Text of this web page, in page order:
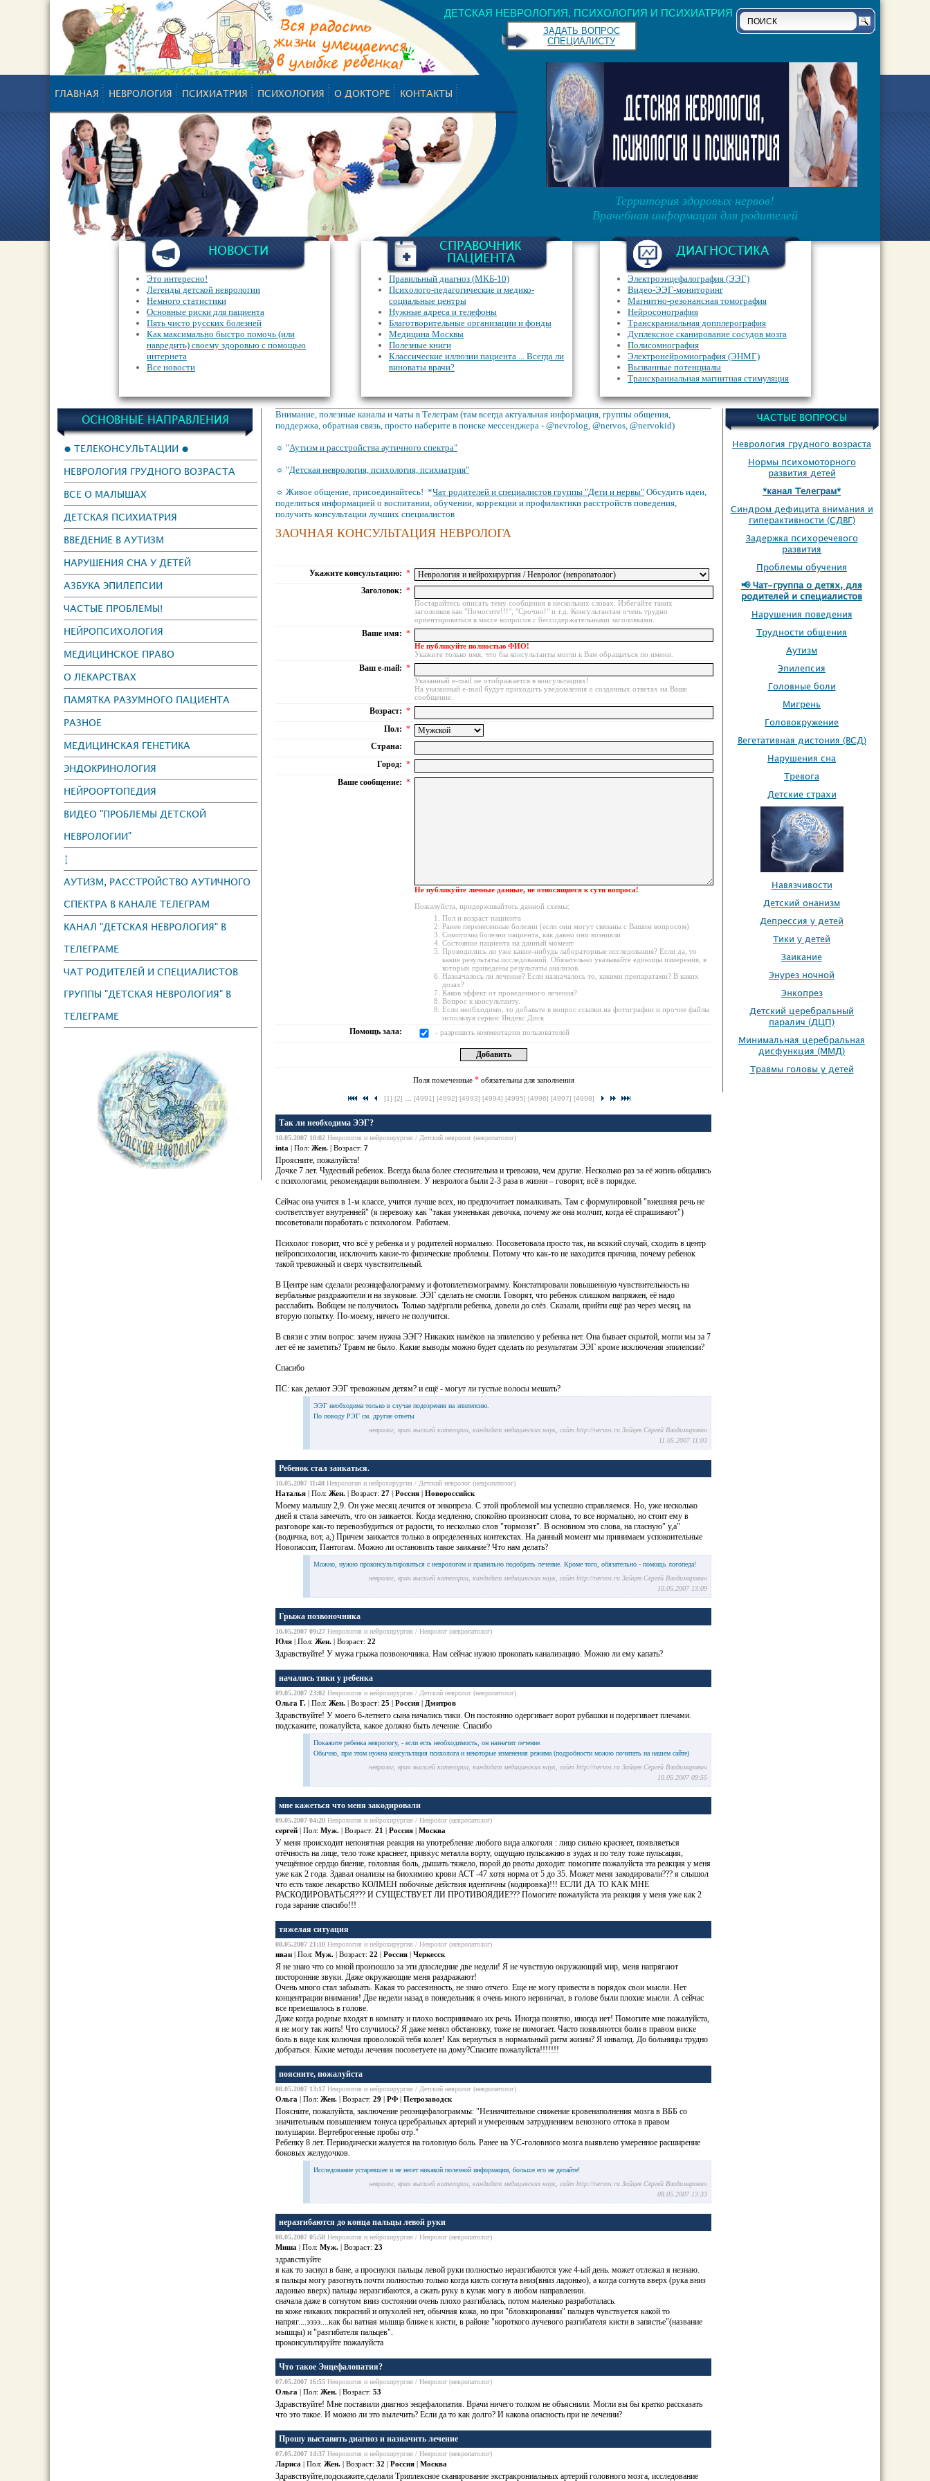
ГЛАВНАЯ НЕВРОЛОГИЯ ПСИХИАТРИЯ ПСИХОЛОГИЯ О ДОКТОРЕ КОНТАКТЫ
ДЕТСКАЯ НЕВРОЛОГИЯ, ПСИХОЛОГИЯ И ПСИХИАТРИЯ
ЗАДАТЬ ВОПРОС
СПЕЦИАЛИСТУ
Территория здоровых нервов!
Врачебная информация для родителей
НОВОСТИ
Это интересно!
Легенды детской неврологии
Немного статистики
Основные риски для пациента
Пять чисто русских болезней
Как максимально быстро помочь (или
навредить) своему здоровью с помощью
интернета
Все новости
СПРАВОЧНИК
ПАЦИЕНТА
Правильный диагноз (МКБ-10)
Психолого-педагогические и медико-
социальные центры
Нужные адреса и телефоны
Благотворительные организации и фонды
Медицина Москвы
Полезные книги
Классические иллюзии пациента ... Всегда ли
виноваты врачи?
ДИАГНОСТИКА
Электроэнцефалография (ЭЭГ)
Видео-ЭЭГ-мониторинг
Магнитно-резонансная томография
Нейросонография
Транскраниальная допплерография
Дуплексное сканирование сосудов мозга
Полисомнография
Электронейромиография (ЭНМГ)
Вызванные потенциалы
Транскраниальная магнитная стимуляция
обследовании
Инструментальная диагностика
ОСНОВНЫЕ НАПРАВЛЕНИЯ
● ТЕЛЕКОНСУЛЬТАЦИИ ●
НЕВРОЛОГИЯ ГРУДНОГО ВОЗРАСТА
ВСЕ О МАЛЫШАХ
ДЕТСКАЯ ПСИХИАТРИЯ
ВВЕДЕНИЕ В АУТИЗМ
НАРУШЕНИЯ СНА У ДЕТЕЙ
АЗБУКА ЭПИЛЕПСИИ
ЧАСТЫЕ ПРОБЛЕМЫ!
НЕЙРОПСИХОЛОГИЯ
МЕДИЦИНСКОЕ ПРАВО
О ЛЕКАРСТВАХ
ПАМЯТКА РАЗУМНОГО ПАЦИЕНТА
РАЗНОЕ
МЕДИЦИНСКАЯ ГЕНЕТИКА
ЭНДОКРИНОЛОГИЯ
НЕЙРООРТОПЕДИЯ
ВИДЕО "ПРОБЛЕМЫ ДЕТСКОЙ
НЕВРОЛОГИИ"
↕
АУТИЗМ, РАССТРОЙСТВО АУТИЧНОГО
СПЕКТРА В КАНАЛЕ ТЕЛЕГРАМ
КАНАЛ "ДЕТСКАЯ НЕВРОЛОГИЯ" В
ТЕЛЕГРАМЕ
ЧАТ РОДИТЕЛЕЙ И СПЕЦИАЛИСТОВ
ГРУППЫ "ДЕТСКАЯ НЕВРОЛОГИЯ" В
ТЕЛЕГРАМЕ
Внимание, полезные каналы и чаты в Телеграм (там всегда актуальная информация, группы общения,
поддержка, обратная связь, просто наберите в поиске мессенджера - @nevrolog, @nervos, @nervokid)
☼ "Аутизм и расстройства аутичного спектра"
☼ "Детская неврология, психология, психиатрия"
☼ Живое общение, присоединяйтесь! *Чат родителей и специалистов группы "Дети и нервы" Обсудить идеи,
поделиться информацией о воспитании, обучении, коррекции и профилактики расстройств поведения,
получить консультации лучших специалистов
ЗАОЧНАЯ КОНСУЛЬТАЦИЯ НЕВРОЛОГА
Укажите консультацию: *
Заголовок: *
Постарайтесь описать тему сообщения в нескольких словах. Избегайте таких
заголовков как "Помогите!!!", "Срочно!" и т.д. Консультантам очень трудно
ориентироваться в массе вопросов с бессодержательными заголовками.
Ваше имя: *
Не публикуйте полностью ФИО!
Укажите только имя, что бы консультанты могли к Вам обращаться по имени.
Ваш e-mail: *
Указанный e-mail не отображается в консультациях!
На указанный e-mail будут приходить уведомления о созданных ответах на Ваше
сообщение.
Возраст: *
Пол: *
Страна:
Город: *
Ваше сообщение: *
Не публикуйте личные данные, не относящиеся к сути вопроса!
Пожалуйста, придерживайтесь данной схемы:
Пол и возраст пациента
Ранее перенесенные болезни (если они могут связаны с Вашим вопросом)
Симптомы болезни пациента, как давно они возникли
Состояние пациента на данный момент
Проводились ли уже какие-нибудь лабораторные исследования? Если да, то
какие результаты исследований. Обязательно указывайте единицы измерения, в
которых приведены результаты анализов.
Назначалось ли лечение? Если назначалось то, какими препаратами? В каких
дозах?
Каков эффект от проведенного лечения?
Вопрос к консультанту.
Если необходимо, то добавьте в вопрос ссылки на фотографии и прочие файлы
используя сервис Яндекс Диск
Помощь зала: - разрешить комментарии пользователей
Поля помеченные *обязательны для заполнения
[1] [2] …[4991] [4992] [4993] [4994] [4995] [4996] [4997] [4998]
Так ли необходима ЭЭГ?
10.05.2007 18:02 Неврология и нейрохирургия / Детский невролог (невропатолог)
inta | Пол: Жен. | Возраст: 7
Проясните, пожалуйста!
Дочке 7 лет. Чудесный ребенок. Всегда была более стеснительна и тревожна, чем другие. Несколько раз за её жизнь общались
с психологами, рекомендации выполняем. У невролога были 2-3 раза в жизни – говорят, всё в порядке.
Сейчас она учится в 1-м классе, учится лучше всех, но предпочитает помалкивать. Там с формулировкой "внешняя речь не
соответствует внутренней" (я перевожу как "такая умненькая девочка, почему же она молчит, когда её спрашивают")
посоветовали поработать с психологом. Работаем.
Психолог говорит, что всё у ребенка и у родителей нормально. Посоветовала просто так, на всякий случай, сходить в центр
нейропсихологии, исключить какие-то физические проблемы. Потому что как-то не находится причина, почему ребенок
такой тревожный и сверх чувствительный.
В Центре нам сделали реоэнцефалограмму и фотоплетизмограмму. Констатировали повышенную чувствительность на
вербальные раздражители и на звуковые. ЭЭГ сделать не смогли. Говорят, что ребенок слишком напряжен, её надо
расслабить. Вобщем не получилось. Только задёргали ребенка, довели до слёз. Сказали, прийти ещё раз через месяц, на
вторую попытку. По-моему, ничего не получится.
В связи с этим вопрос: зачем нужна ЭЭГ? Никаких намёков на эпилепсию у ребенка нет. Она бывает скрытой, могли мы за 7
лет её не заметить? Травм не было. Какие выводы можно будет сделать по результатам ЭЭГ кроме исключения эпилепсии?
Спасибо
ПС: как делают ЭЭГ тревожным детям? и ещё - могут ли густые волосы мешать?
ЭЭГ необходима только в случае подозрения на эпилепсию.
По поводу РЭГ см. другие ответы
невролог, врач высшей категории, кандидат медицинских наук, сайт http://nervos.ru Зайцев Сергей Владимирович
11.05.2007 11:03
Ребенок стал заикаться.
10.05.2007 11:40 Неврология и нейрохирургия / Детский невролог (невропатолог)
Наталья | Пол: Жен. | Возраст: 27 | Россия | Новороссийск
Моему малышу 2,9. Он уже месяц лечится от энкопреза. С этой проблемой мы успешно справляемся. Но, уже несколько
дней я стала замечать, что он заикается. Когда медленно, спокойно произносит слова, то все нормально, но стоит ему в
разговоре как-то перевозбудиться от радости, то несколько слов "тормозят". В основном это слова, на гласную" у,а"
(водичка, вот, а,) Причем заикается только в определенных контекстах. На данный момент мы принимаем успокоительные
Новопассит, Пантогам. Можно ли остановить такое заикание? Что нам делать?
Можно, нужно проконсультироваться с неврологом и правильно подобрать лечение. Кроме того, обязательно - помощь логопеда!
невролог, врач высшей категории, кандидат медицинских наук, сайт http://nervos.ru Зайцев Сергей Владимирович
10.05.2007 13:09
Грыжа позвоночника
10.05.2007 09:27 Неврология и нейрохирургия / Невролог (невропатолог)
Юля | Пол: Жен. | Возраст: 22
Здравствуйте! У мужа грыжа позвоночника. Нам сейчас нужно прокопать канализацию. Можно ли ему капать?
начались тики у ребенка
09.05.2007 23:02 Неврология и нейрохирургия / Детский невролог (невропатолог)
Ольга Г. | Пол: Жен. | Возраст: 25 | Россия | Дмитров
Здравствуйте! У моего 6-летнего сына начались тики. Он постоянно одергивает ворот рубашки и подергивает плечами.
подскажите, пожалуйста, какое должно быть лечение. Спасибо
Покажите ребенка неврологу, - если есть необходимость, он назначит лечение.
Обычно, при этом нужна консультация психолога и некоторые изменения режима (подробности можно почитать на нашем сайте)
невролог, врач высшей категории, кандидат медицинских наук, сайт http://nervos.ru Зайцев Сергей Владимирович
10.05.2007 09:55
мне кажеться что меня закодировали
09.05.2007 04:20 Неврология и нейрохирургия / Невролог (невропатолог)
сергей | Пол: Муж. | Возраст: 21 | Россия | Москва
У меня происходит непонятная реакция на употребление любого вида алкоголя : лицо сильно краснеет, появляеться
отёчность на лице, тело тоже краснеет, привкус металла ворту, ощущаю пульсажию в зудах и по телу тоже пульсация,
учещённое сердцо биение, головная боль, дышать тяжело, порой до рвоты доходит. помогите пожалуйста эта реакция у меня
уже как 2 года. Здавал онализы на биохимию крови АСТ -47 хотя норма от 5 до 35. Может меня закодировали??? я слышол
что есть такое лекарство КОЛМЕН побочные действия идентичны (кодировка)!!! ЕСЛИ ДА ТО КАК МНЕ
РАСКОДИРОВАТЬСЯ??? И СУЩЕСТВУЕТ ЛИ ПРОТИВОЯДИЕ??? Помогите пожалуйста эта реакция у меня уже как 2
года зарание спасибо!!!
тяжелая ситуация
08.05.2007 21:10 Неврология и нейрохирургия / Невролог (невропатолог)
иван | Пол: Муж. | Возраст: 22 | Россия | Черкесск
Я не знаю что со мной произошло за эти дпоследние две недели! Я не чувствую окружающий мир, меня напрягают
посторонние звуки. Даже окружающие меня раздражают!
Очень много стал забывать. Какая то рассеянность, не знаю отчего. Еще не могу привести в порядок свои мысли. Нет
концентрации внимания! Две недели назад в понедельник я очень много нервничал, в голове были плохие мысли. А сейчас
все премешалось в голове.
Даже когда родные входят в комнату и плохо воспринимаю их речь. Иногда понятно, иногда нет! Помогите мне пожалуйста,
я не могу так жить! Что случилось? Я даже менял обстановку, тоже не помогает. Часто появляются боли в правом виске
боль в виде как колючая проволокой тебя колет! Как вернуться в нормальный ритм жизни? Я инвалид. До больницы трудно
добраться. Какие методы лечения посоветуете на дому?Спасите пожалуйста!!!!!!!
поясните, пожалуйста
08.05.2007 13:17 Неврология и нейрохирургия / Детский невролог (невропатолог)
Ольга | Пол: Жен. | Возраст: 29 | РФ | Петрозаводск
Поясните, пожалуйста, заключение реоэнцефалограммы: "Незначительное снижение кровенаполнения мозга в ВББ со
значительным повышением тонуса церебральных артерий и умеренным затруднением венозного оттока в правом
полушарии. Вертеброгенные пробы отр."
Ребенку 8 лет. Периодически жалуется на головную боль. Ранее на УС-головного мозга выявлено умеренное расширение
боковых желудочков.
Исследование устаревшее и не несет никакой полезной информации, больше его не делайте!
невролог, врач высшей категории, кандидат медицинских наук, сайт http://nervos.ru Зайцев Сергей Владимирович
08.05.2007 13:33
неразгибаются до конца пальцы левой руки
08.05.2007 05:58 Неврология и нейрохирургия / Невролог (невропатолог)
Миша | Пол: Муж. | Возраст: 23
здравствуйте
я как то заснул в бане, а проснулся пальцы левой руки полностью неразгибаются уже 4-ый день. может отлежал я незнаю.
я пальцы могу разогнуть почти полностью только когда кисть согнута вниз(вниз ладонью), а когда согнута вверх (рука вниз
ладонью вверх) пальцы неразгибаются, а сжать руку в кулак могу в любом направлении.
сначала даже в согнутом вниз состоянии очень плохо разгибалась, потом маленько разработалась.
на коже никаких покрасний и опухолей нет, обычная кожа, но при "бловкировании" пальцев чувствуется какой то
напряг....ээээ....как бы ватная мышца ближе к кисти, в районе "короткого лучевого разгибателя кисти в запястье"(название
мышцы) и "разгибателя пальцев".
проконсультируйте пожалуйста
Что такое Энцефалопатия?
07.05.2007 16:55 Неврология и нейрохирургия / Невролог (невропатолог)
Ольга | Пол: Жен. | Возраст: 53
Здравствуйте! Мне поставили диагноз энцефалопатия. Врачи ничего толком не объяснили. Могли вы бы кратко рассказать
что это такое. И можно ли это вылечить? Если да то как долго? И какова опасность при не лечении?
Прошу выставить диагноз и назначить лечение
07.05.2007 14:37 Неврология и нейрохирургия / Невролог (невропатолог)
Лариса | Пол: Жен. | Возраст: 32 | Россия | Москва
Здравствуйте,подскажите,сделали Триплексное сканирование экстракрониальных артерий головного мозга, исследование
ЧАСТЫЕ ВОПРОСЫ
Неврология грудного возраста
Нормы психомоторного
развития детей
*канал Телеграм*
Синдром дефицита внимания и
гиперактивности (СДВГ)
Задержка психоречевого
развития
Проблемы обучения
📢 Чат-группа о детях, для
родителей и специалистов
Нарушения поведения
Трудности общения
Аутизм
Эпилепсия
Головные боли
Мигрень
Головокружение
Вегетативная дистония (ВСД)
Нарушения сна
Тревога
Детские страхи
Навязчивости
Детский онанизм
Депрессия у детей
Тики у детей
Заикание
Энурез ночной
Энкопрез
Детский церебральный
паралич (ДЦП)
Минимальная церебральная
дисфункция (ММД)
Травмы головы у детей